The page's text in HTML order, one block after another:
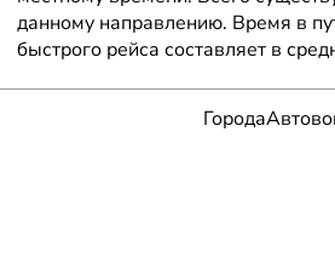
данному направлению. Время в
быстрого рейса составляет в
Города